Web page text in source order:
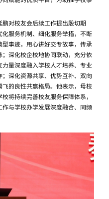
对校友会后续工作提出殷切期
服务机制、细化服务举措，不断
事迹，用心讲好交专故事，传承
深化校企校地协同联动，充分依
量深度融入学校人才培养、专业
深化资源共享、优势互补、双向
的良性共赢格局。他表示， 母校
将持续完善校友服务保障体系，
与学校办学发展深度融合、同频